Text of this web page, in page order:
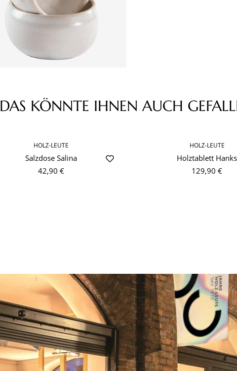
DAS KÖNNTE IHNEN AUCH
HOLZ-LEUTE
Salzdose Salina
42,90 €
HOLZ-LEUTE
Holztablett Hanks
129,90 €